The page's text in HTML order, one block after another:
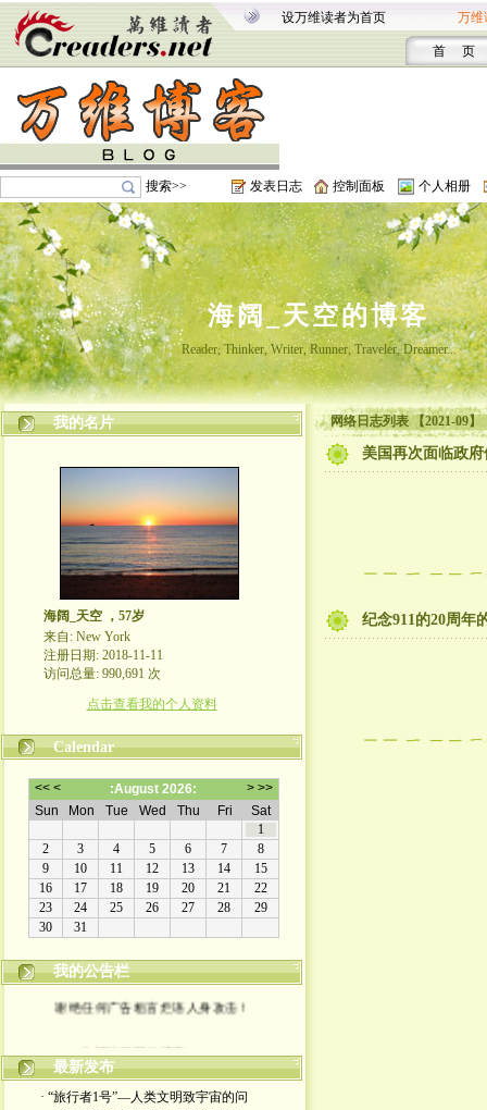
设万维读者为首页 万维
首 页
搜索>> 发表日志 控制面板 个人相册
海阔_天空的博客
Reader, Thinker, Writer, Runner, Traveler, Dreamer...
我的名片
海阔_天空 ，57岁
来自: New York
注册日期: 2018-11-11
访问总量: 990,691 次
点击查看我的个人资料
Calendar
我的公告栏
谢绝任何广告粗言烂语人身攻击！
欢迎访问我的博客。。。
最新发布
· “旅行者1号”—人类文明致宇宙的问
网络日志列表 【2021-09】
美国再次面临政
纪念911的20周年